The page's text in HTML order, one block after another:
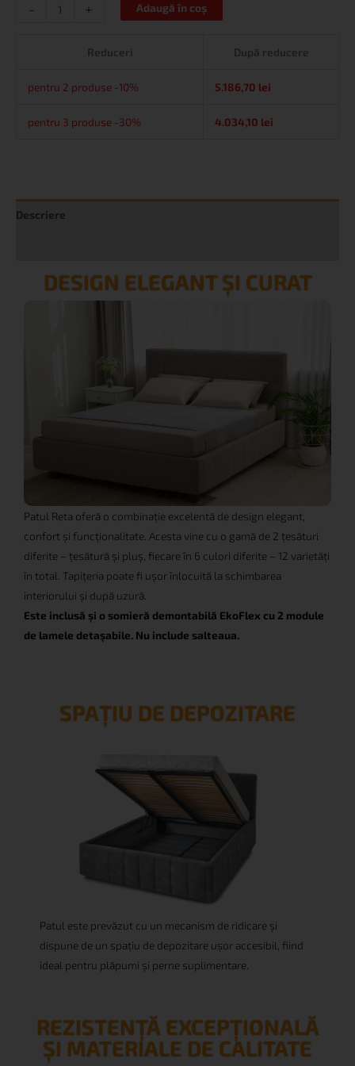
- + Adaugă în coș
Reduceri După reducere
pentru 2 produse -10% 5.186,70 lei
pentru 3 produse -30% 4.034,10 lei
Descriere
DESIGN ELEGANT ȘI CURAT
Patul Reta oferă o combinație excelentă de design elegant,
confort și funcționalitate. Acesta vine cu o gamă de 2 țesături
diferite – țesătură și pluș, fiecare în 6 culori diferite – 12 varietăți
în total. Tapițeria poate fi ușor înlocuită la schimbarea
interiorului și după uzură.
Este inclusă și o somieră demontabilă EkoFlex cu 2 module
de lamele detașabile. Nu include salteaua.
SPAȚIU DE DEPOZITARE
Patul este prevăzut cu un mecanism de ridicare și
dispune de un spațiu de depozitare ușor accesibil, fiind
ideal pentru plăpumi și perne suplimentare.
REZISTENȚĂ EXCEPȚIONALĂ
ȘI MATERIALE DE CALITATE
PUTEȚI OBȚINE PÂNĂ LA30%